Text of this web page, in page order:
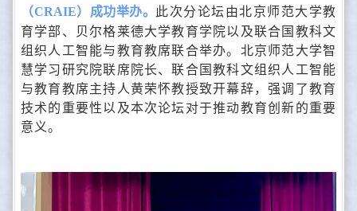
（CRAIE）成功举办。
此次分论坛由北京师范大学教
育学部、贝尔格莱德大学教育学院以及联合国教科文
组织人工智能与教育教席联合举办。北京师范大学智
慧学习研究院联席院长、联合国教科文组织人工智能
与教育教席主持人黄荣怀教授致开幕辞，强调了教育
技术的重要性以及本次论坛对于推动教育创新的重要
意义。